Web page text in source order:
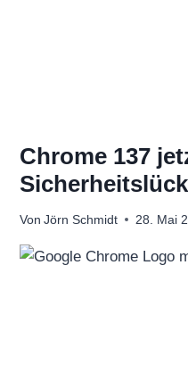
Chrome 137
Von Jörn Schmidt 28. Mai